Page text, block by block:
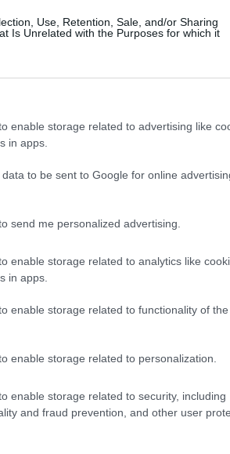
Use, Retention, Sale, and/or Sharing
Is Unrelated with the Purposes for which it
enable storage related to advertising like
in apps.
to be sent to Google for online
send me personalized advertising.
enable storage related to analytics like
in apps.
enable storage related to functionality of
enable storage related to personalization.
enable storage related to security, including
and fraud prevention, and other user
segítség a paksi
iskolakezdéshez
be a Flórián téri felüljárón